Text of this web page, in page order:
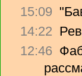
15:09
14:22
12:46